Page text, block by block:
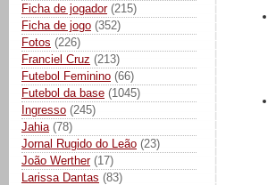
Ficha de jogador (215)
Ficha de jogo (352)
Fotos (226)
Franciel Cruz (213)
Futebol Feminino (66)
Futebol da base (1045)
Ingresso (245)
Jahia (78)
Jornal Rugido do Leão (23)
João Werther (17)
Larissa Dantas (83)